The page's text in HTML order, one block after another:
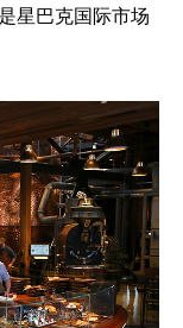
星巴克国际市场